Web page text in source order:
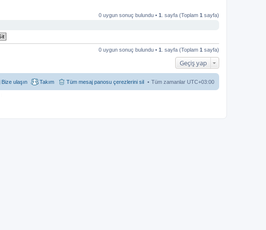
0 uygun sonuç bulundu • 1 . sayfa (Toplam 1 sayfa)
0 uygun sonuç bulundu • 1 . sayfa (Toplam 1 sayfa)
Geçiş yap
Tüm zamanlar UTC+03:00
Tüm mesaj panosu çerezlerini sil
Takım
Bize ulaşın